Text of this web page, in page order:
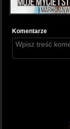
Komentarze